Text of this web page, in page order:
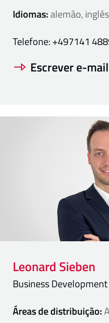
Idiomas:alemão, inglês
Telefone:+497141
Escrever e-mail
Leonard Sieben
Business
Áreas de distribuição: